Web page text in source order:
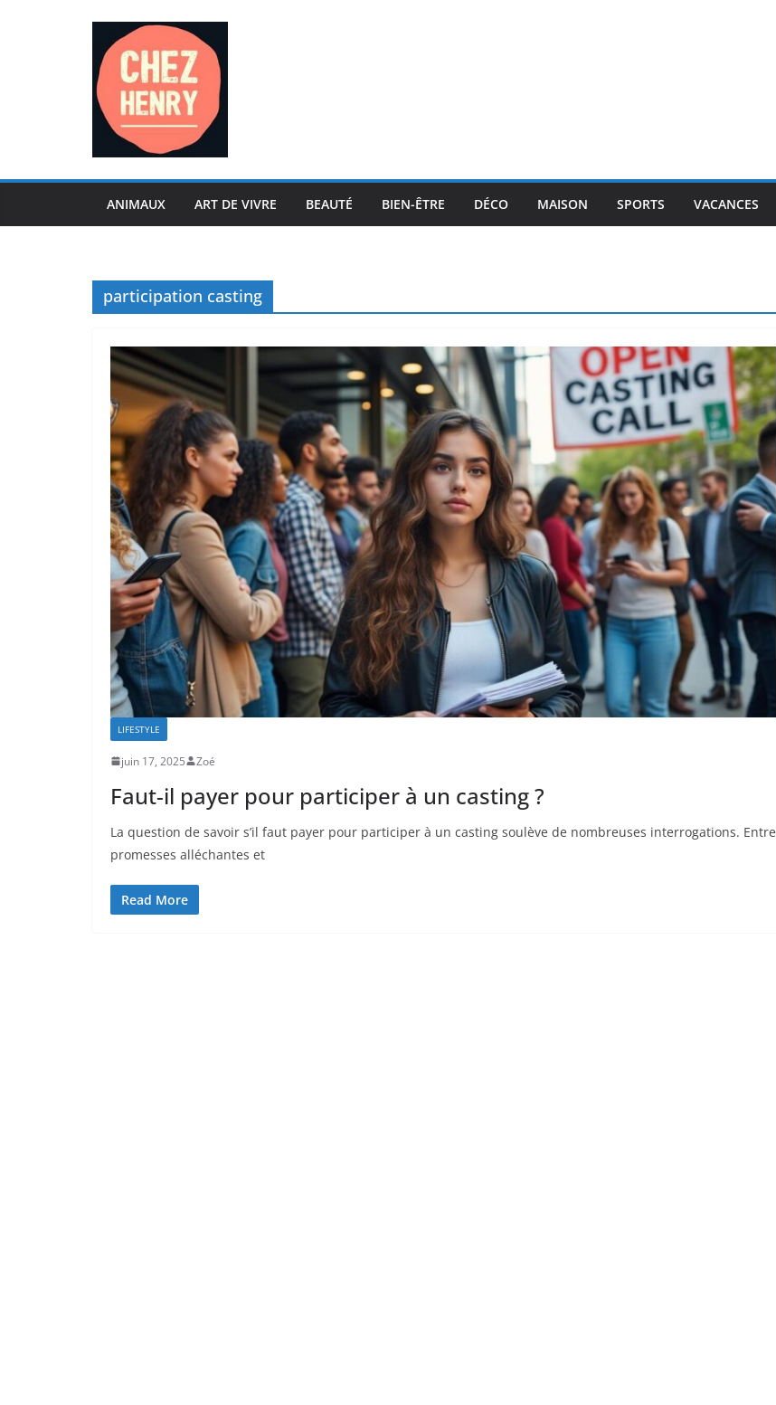
ANIMAUX ART DE VIVRE BEAUTÉ BIEN-ÊTRE DÉCO MAISON SPORTS VACANCES
participation casting
LIFESTYLE
juin 17, 2025 Zoé
Faut-il payer pour participer à un casting ?
La question de savoir s’il faut payer pour participer à un casting soulève de nombreuses interrogations. Entre
promesses alléchantes et
Read More